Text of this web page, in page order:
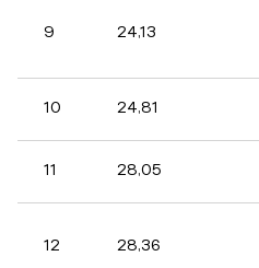
9 24,13
10 24,81
11 28,05
12 28,36